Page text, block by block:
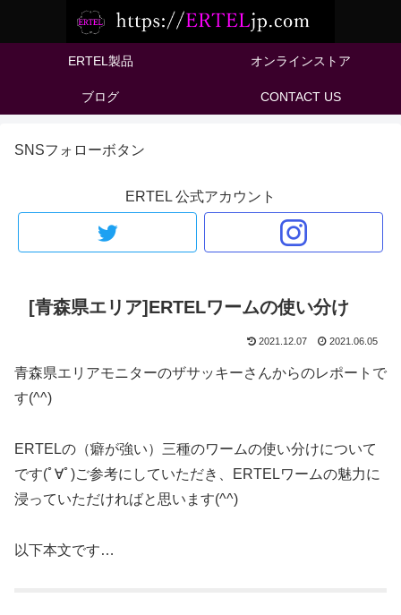
ERTEL製品 オンラインストア
ブログ CONTACT US
SNSフォローボタン
ERTEL 公式アカウント
[青森県エリア]ERTELワームの使い分け
2021.12.07 2021.06.05
青森県エリアモニターのザサッキーさんからのレポートで
す(^^)
ERTELの（癖が強い）三種のワームの使い分けについて
です(ﾟ∀ﾟ)ご参考にしていただき、ERTELワームの魅力に
浸っていただければと思います(^^)
以下本文です…